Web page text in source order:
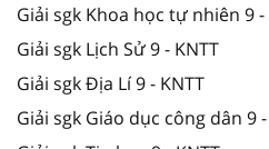
Giải sgk Khoa học tự nhiên 9 -
Giải sgk Lịch Sử 9 - KNTT
Giải sgk Địa Lí 9 - KNTT
Giải sgk Giáo dục công dân 9 -